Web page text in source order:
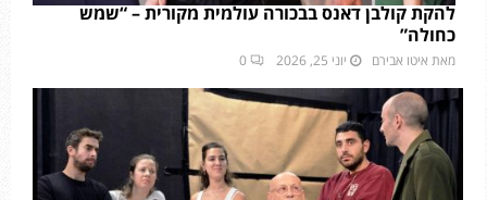
להקת קולבן דאנס בבכורה עולמית מקורית – “שמש
כחולה”
מאת איטו אבירם יוני 25, 2026 0